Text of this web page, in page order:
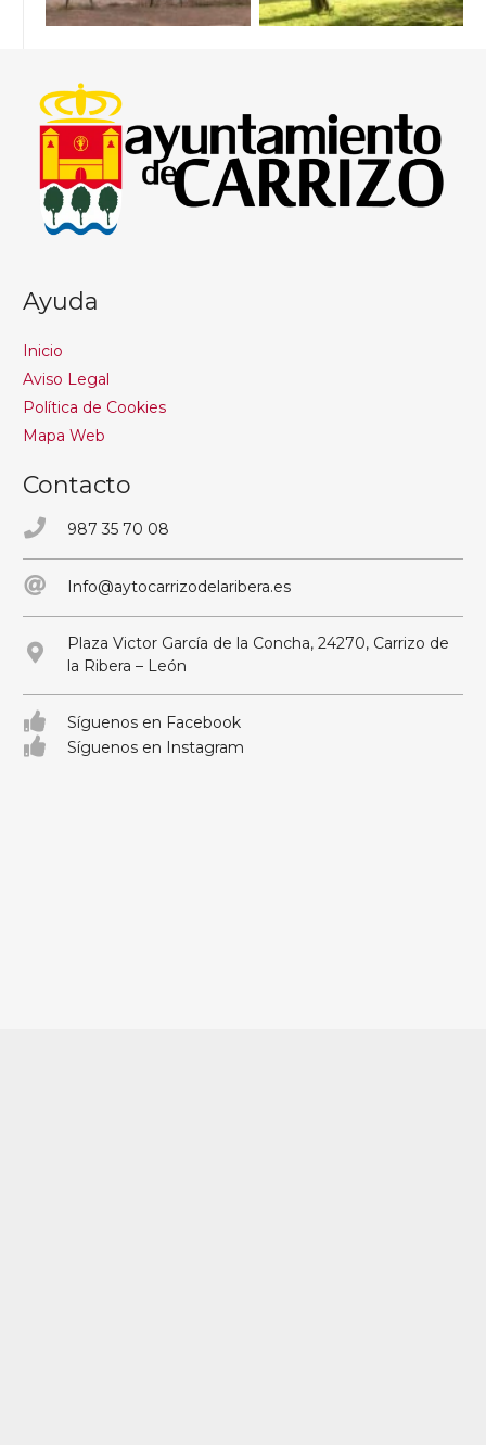
Ayuda
Inicio
Aviso Legal
Política de Cookies
Mapa Web
Contacto
987 35 70 08
Info@aytocarrizodelaribera.es
Plaza Victor García de la Concha, 24270, Carrizo de
la Ribera – León
Síguenos en Facebook
Síguenos en Instagram